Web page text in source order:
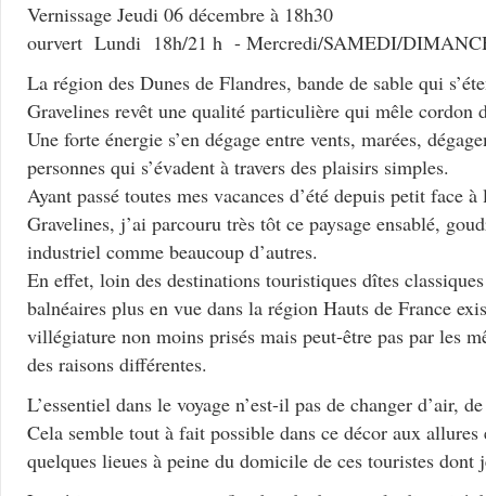
Vernissage Jeudi 06 décembre à 18h30
ourvert Lundi 18h/21 h - Mercredi/SAMEDI/
La région des Dunes de Flandres, bande de sable qui
Gravelines revêt une qualité particulière qui mêle cordon
Une forte énergie s’en dégage entre vents, marées,
personnes qui s’évadent à travers des plaisirs simples.
Ayant passé toutes mes vacances d’été depuis petit face
Gravelines, j’ai parcouru très tôt ce paysage ensablé,
industriel comme beaucoup d’autres.
En effet, loin des destinations touristiques dîtes
balnéaires plus en vue dans la région Hauts de France
villégiature non moins prisés mais peut-être pas par les
des raisons différentes.
L’essentiel dans le voyage n’est-il pas de changer d’air,
Cela semble tout à fait possible dans ce décor aux allures
quelques lieues à peine du domicile de ces touristes dont